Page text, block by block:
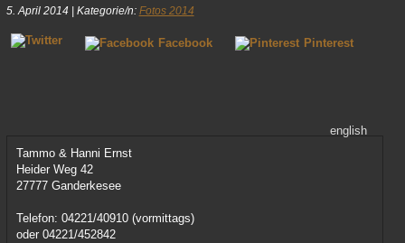
5. April 2014 Kategorie/n: Fotos 2014
Facebook Pinterest
english
Tammo & Hanni Ernst
Heider Weg 42
27777 Ganderkesee
Telefon: 04221/40910 (vormittags)
oder 04221/452842